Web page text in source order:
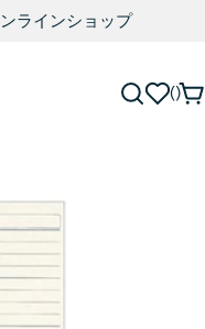
ラインショップ